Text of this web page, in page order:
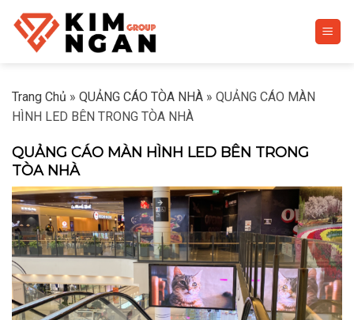
Skip
content
Trang Chủ » QUẢNG CÁO TÒA NHÀ » QUẢNG CÁO MÀN
HÌNH LED BÊN TRONG TÒA NHÀ
QUẢNG CÁO MÀN HÌNH LED BÊN TRONG
TÒA NHÀ